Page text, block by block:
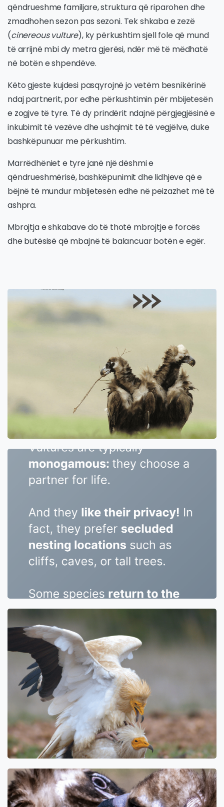
qëndrueshme familjare, struktura që riparohen dhe
zmadhohen sezon pas sezoni. Tek shkaba e zezë
(cinereous vulture), ky përkushtim sjell fole që mund
të arrijnë mbi dy metra gjerësi, ndër më të mëdhatë
në botën e shpendëve.
Këto gjeste kujdesi pasqyrojnë jo vetëm besnikërinë
ndaj partnerit, por edhe përkushtimin për mbijetesën
e zogjve të tyre. Të dy prindërit ndajnë përgjegjësinë e
inkubimit të vezëve dhe ushqimit të të vegjëlve, duke
bashkëpunuar me përkushtim.
Marrëdhëniet e tyre janë një dëshmi e
qëndrueshmërisë, bashkëpunimit dhe lidhjeve që e
bëjnë të mundur mbijetesën edhe në peizazhet më të
ashpra.
Mbrojtja e shkabave do të thotë mbrojtje e forcës
dhe butësisë që mbajnë të balancuar botën e egër.